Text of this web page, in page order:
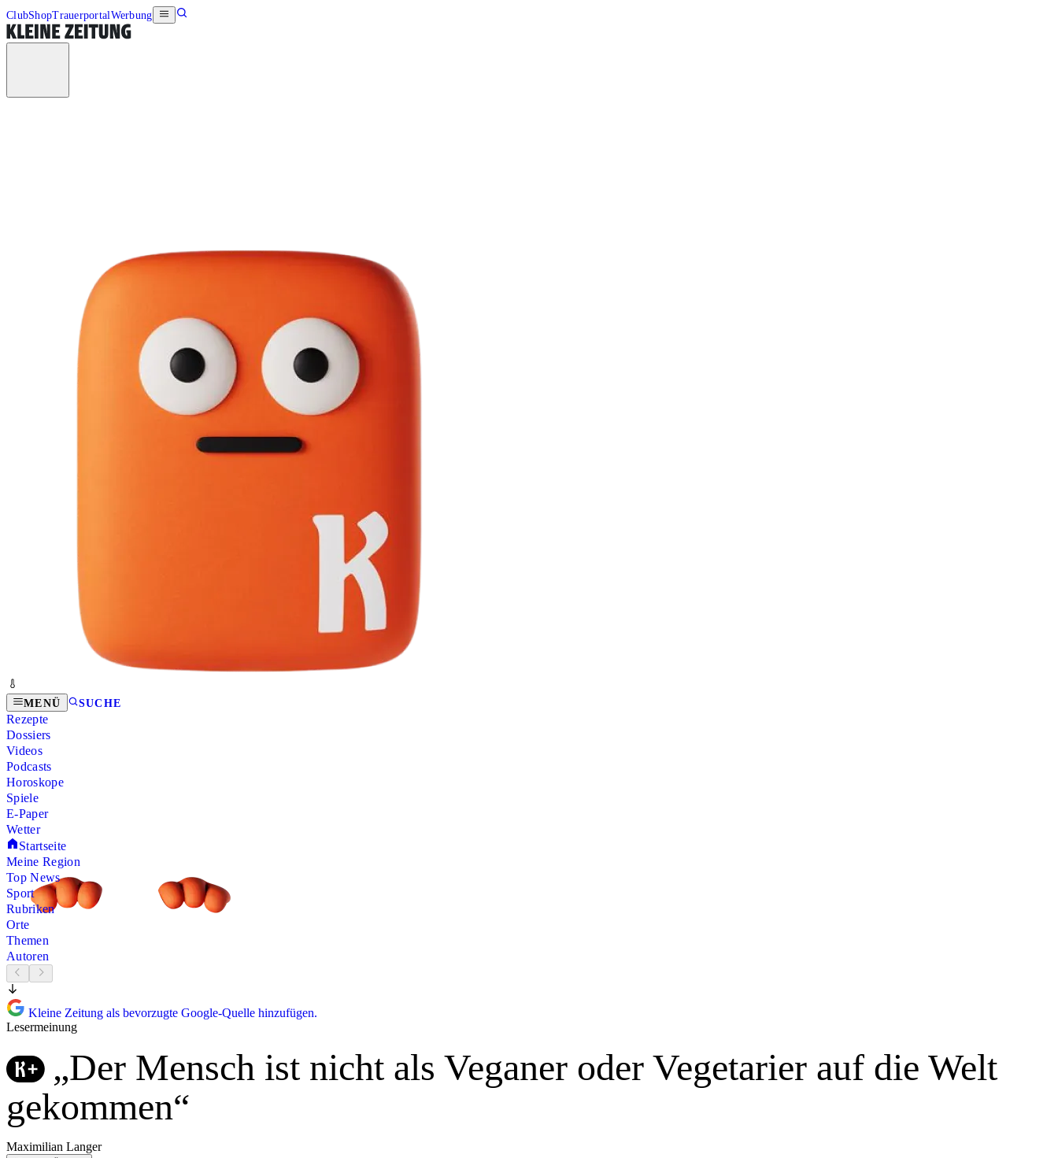
ClubShopTrauerportalWerbung
MENÜ SUCHE
Rezepte
Dossiers
Videos
Podcasts
Horoskope
Spiele
E-Paper
Wetter
Startseite
Meine Region
Top News
Sport
Rubriken
Orte
Themen
Autoren
Kleine Zeitung als bevorzugte Google-Quelle hinzufügen.
Lesermeinung
„Der Mensch ist nicht als Veganer oder Vegetarier auf die Welt
gekommen“
Maximilian Langer